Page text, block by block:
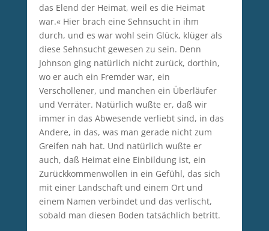
das Elend der Heimat, weil es die Heimat
war.« Hier brach eine Sehnsucht in ihm
durch, und es war wohl sein Glück, klüger als
diese Sehnsucht gewesen zu sein. Denn
Johnson ging natürlich nicht zurück, dorthin,
wo er auch ein Fremder war, ein
Verschollener, und manchen ein Überläufer
und Verräter. Natürlich wußte er, daß wir
immer in das Abwesende verliebt sind, in das
Andere, in das, was man gerade nicht zum
Greifen nah hat. Und natürlich wußte er
auch, daß Heimat eine Einbildung ist, ein
Zurückkommenwollen in ein Gefühl, das sich
mit einer Landschaft und einem Ort und
einem Namen verbindet und das verlischt,
sobald man diesen Boden tatsächlich betritt.